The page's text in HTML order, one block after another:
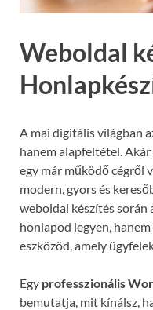
Weboldal
A mai digitális világban
hanem alapfeltétel.
egy már működő cégről
modern, gyors és
weboldal készítés során
honlapod legyen,
eszközöd, amely
Egy professzionális
bemutatja, mit kínálsz,